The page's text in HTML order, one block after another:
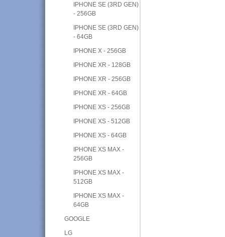
IPHONE SE (3RD GEN)
- 256GB
IPHONE SE (3RD GEN)
- 64GB
IPHONE X - 256GB
IPHONE XR - 128GB
IPHONE XR - 256GB
IPHONE XR - 64GB
IPHONE XS - 256GB
IPHONE XS - 512GB
IPHONE XS - 64GB
IPHONE XS MAX -
256GB
IPHONE XS MAX -
512GB
IPHONE XS MAX -
64GB
GOOGLE
LG